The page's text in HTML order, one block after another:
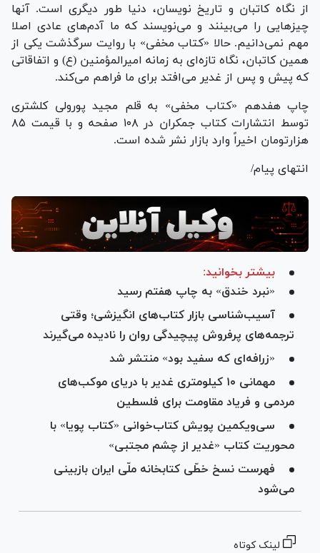
از نگاه کاتبان و تاریخ نویسان، دنیا طور دیگری است. آنها
چیز‌هایی را می‌بینند و می‌نویسند که ما آدم‌های عادی اصلا
مهم نمی‌دانیم. حالا «کتاب مخفی» با روایت سرگذشت یکی از
همین کاتبان، نگاه تازه‌ای به زمانه امیرالمؤمنین (ع) و اتفاقاتی
که پیش و پس از غدیر می‌افتد برای ما فراهم می‌کند.
چاپ هفدهم «کتاب مخفی» به قلم مجید پورولی کلشتری
توسط انتشارات کتاب جمکران در ۱۰۸ صفحه و با قیمت ۸۵
هزارتومان اخیراً وارد بازار نشر شده است.
انتهای پیام/
بیشتر بخوانید:
«نبرد خندق» به چاپ هفتم رسید
آسیب‌شناسی بازار کتاب‌های انگیزشی؛ وقتی
ترجمه‌های پرفروش پیچیدگی روان را نادیده می‌گیرند
«زرافه‌ای که سفید بود» منتشر شد
مهمانی ۱۰ کیلومتری غدیر با دریای موکب‌های
مردمی و فریاد مقاومت برای فلسطین
سی‌ویکمین پویش کتاب‌خوانی «کتاب پویا» با
محوریت کتاب «غدیر از چشم مجتبی»
فهرست نسخ خطّی کتابخانه ملّی ایران بازبینی
می‌شود
لینک کوتاه